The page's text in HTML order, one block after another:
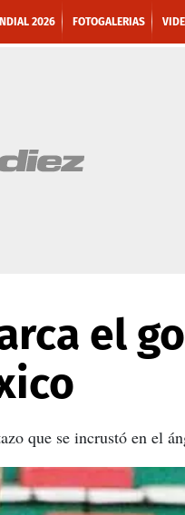
2026 FOTOGALERIAS
el
que se incrustó en el